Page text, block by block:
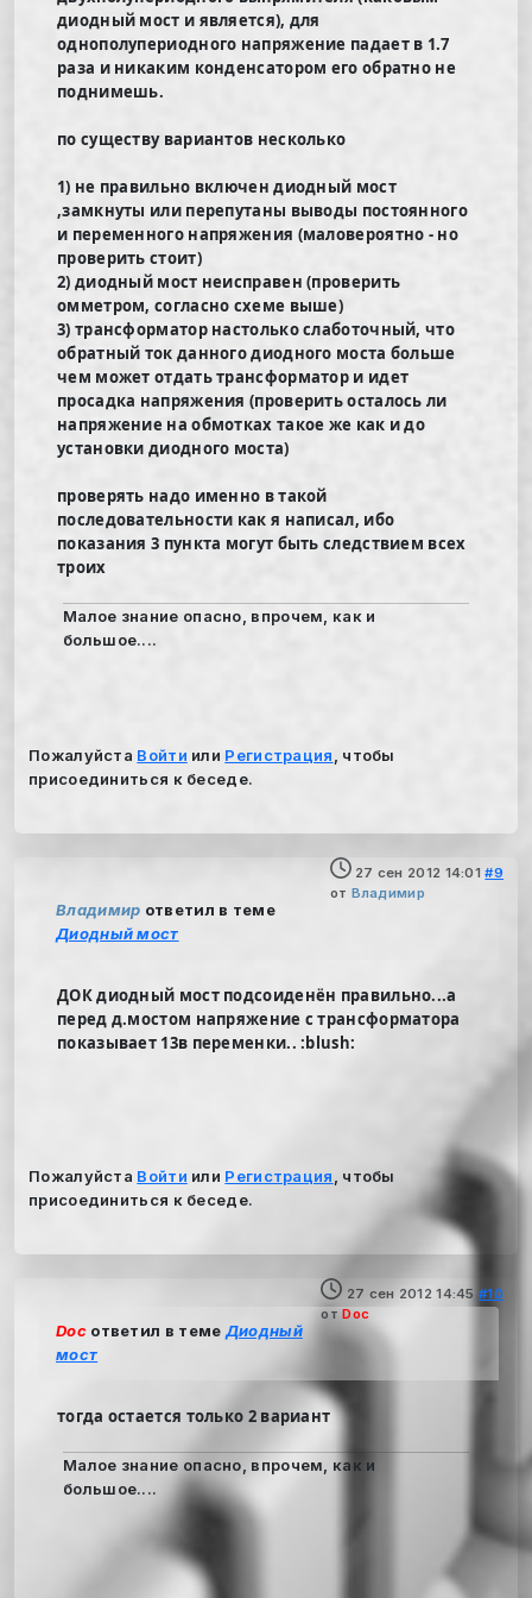
диодный мост и является), для
однополупериодного напряжение падает в 1.7
раза и никаким конденсатором его обратно не
поднимешь.
по существу вариантов несколько
1) не правильно включен диодный мост
,замкнуты или перепутаны выводы постоянного
и переменного напряжения (маловероятно - но
проверить стоит)
2) диодный мост неисправен (проверить
омметром, согласно схеме выше)
3) трансформатор настолько слаботочный, что
обратный ток данного диодного моста больше
чем может отдать трансформатор и идет
просадка напряжения (проверить осталось ли
напряжение на обмотках такое же как и до
установки диодного моста)
проверять надо именно в такой
последовательности как я написал, ибо
показания 3 пункта могут быть следствием всех
троих
Малое знание опасно, впрочем, как и
большое....
Пожалуйста Войти или Регистрация
, чтобы
присоединиться к беседе.
27 сен 2012 14:01 #9
от Владимир
Владимир ответил в теме
Диодный мост
ДОК диодный мост подсоиденён правильно...а
перед д.мостом напряжение с трансформатора
показывает 13в переменки.. :blush:
Пожалуйста Войти или Регистрация
, чтобы
присоединиться к беседе.
27 сен 2012 14:45 #10
отDoc
Docответил в теме Диодный
мост
тогда остается только 2 вариант
Малое знание опасно, впрочем, как и
большое....